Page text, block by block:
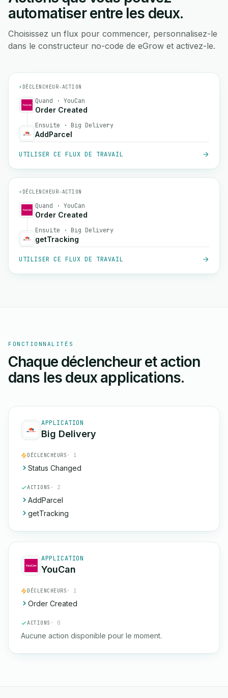
automatiser entre les deux.
Choisissez un flux pour commencer, personnalisez-le
dans le constructeur no-code de eGrow et activez-le.
⚡ DÉCLENCHEUR→ACTION
Quand · YouCan
Order Created
Ensuite · Big Delivery
AddParcel
UTILISER CE FLUX DE TRAVAIL
⚡ DÉCLENCHEUR→ACTION
Quand · YouCan
Order Created
Ensuite · Big Delivery
getTracking
UTILISER CE FLUX DE TRAVAIL
FONCTIONNALITÉS
Chaque déclencheur et action
dans les deux applications.
APPLICATION
Big Delivery
DÉCLENCHEURS · 1
Status Changed
ACTIONS · 2
AddParcel
getTracking
APPLICATION
YouCan
DÉCLENCHEURS · 1
Order Created
ACTIONS · 0
Aucune action disponible pour le moment.